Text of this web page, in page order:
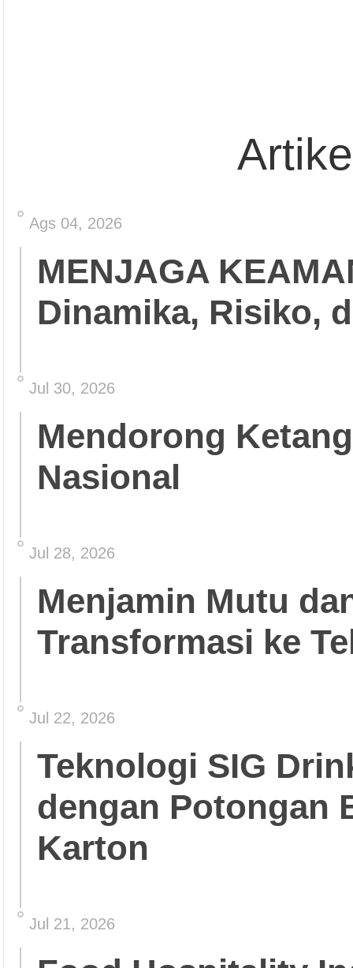
Ags 04, 2026
MENJAGA
Dinamika, Risiko,
Jul 30, 2026
Mendorong
Nasional
Jul 28, 2026
Menjamin Mutu
Transformasi ke
Jul 22, 2026
Teknologi SIG
dengan Potongan
Karton
Jul 21, 2026